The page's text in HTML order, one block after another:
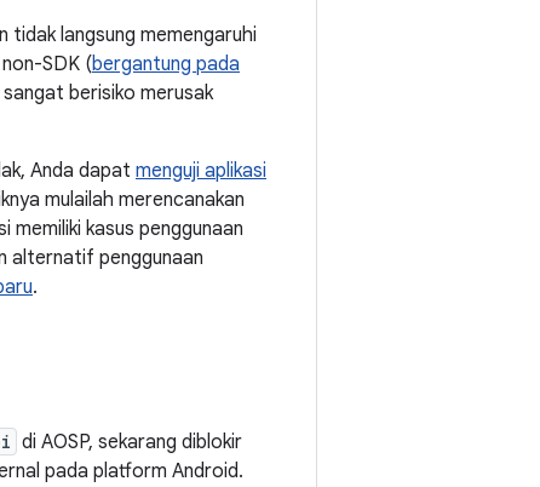
tidak langsung memengaruhi
SDK (bergantung pada
berisiko merusak
Anda dapat menguji aplikasi
mulailah merencanakan
kasus penggunaan
alternatif penggunaan
.
di AOSP, sekarang diblokir
pada platform Android.